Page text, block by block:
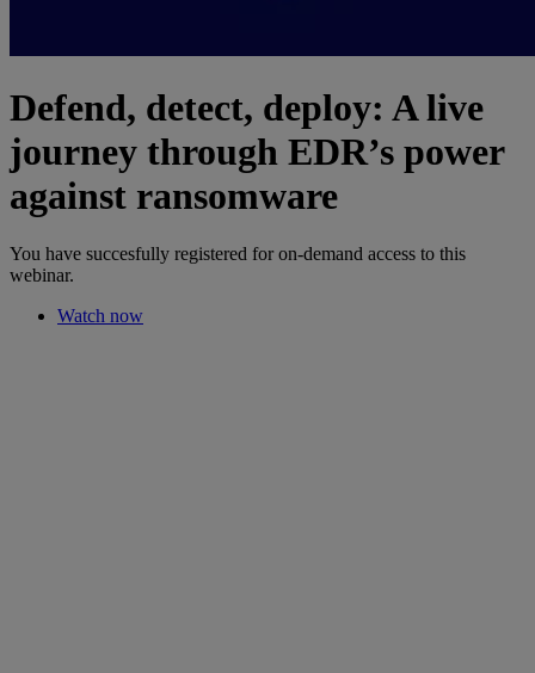
Defend, detect, deploy: A live
journey through EDR’s power
against ransomware
You have succesfully registered for on-demand access to this
webinar.
Watch now